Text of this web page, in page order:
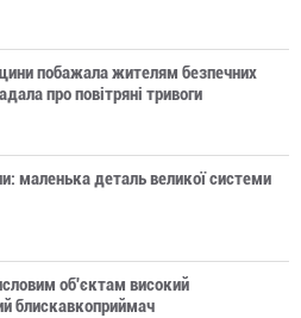
побажала жителям безпечних
про повітряні тривоги
маленька деталь великої системи
об'єктам високий
блискавкоприймач